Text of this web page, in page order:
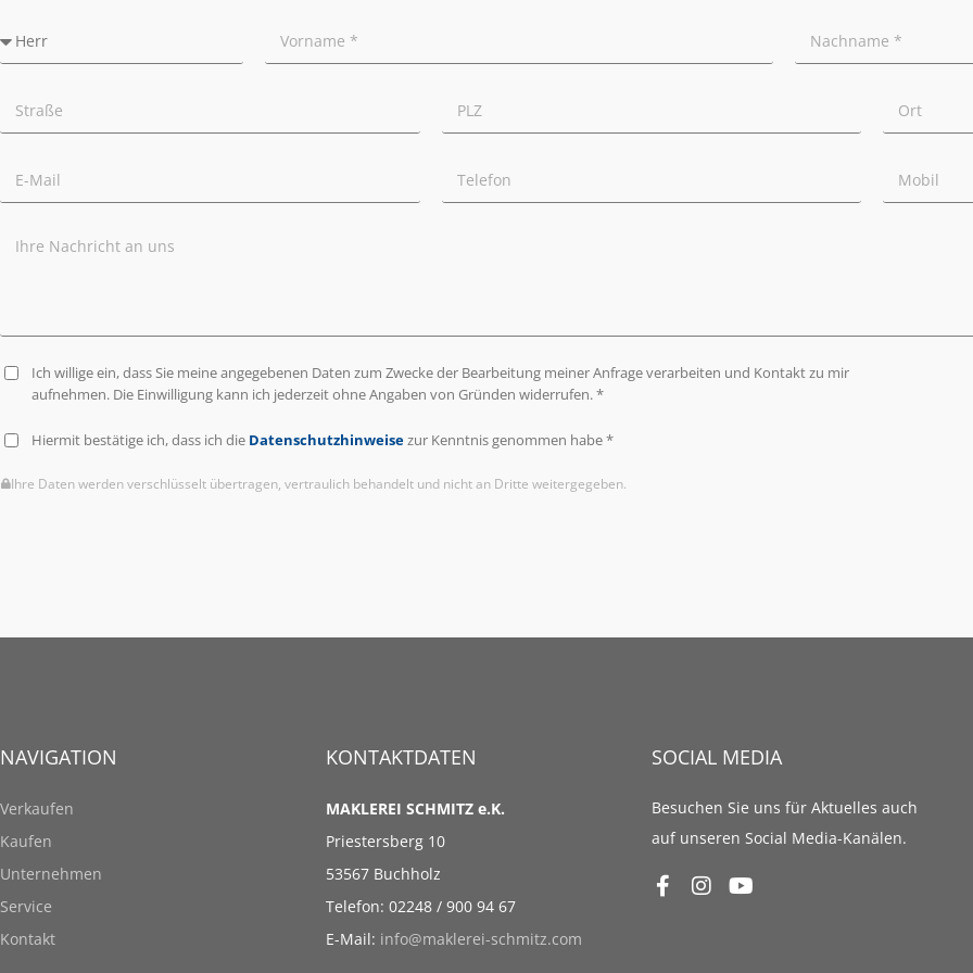
NAVIGATION
Verkaufen
Kaufen
Unternehmen
Service
Kontakt
KONTAKTDATEN
MAKLEREI SCHMITZ e.K.
Priestersberg 10
53567 Buchholz
Telefon: 02248 / 900 94 67
E-Mail: info@maklerei-schmitz.com
SOCIAL MEDIA
Besuchen Sie uns für Aktuelles auch
auf unseren Social Media-Kanälen.
Ich willige ein, dass Sie meine angegebenen Daten zum Zwecke der Bearbeitung meiner Anfrage verarbeiten und Kontakt zu mir
aufnehmen. Die Einwilligung kann ich jederzeit ohne Angaben von Gründen widerrufen. *
Hiermit bestätige ich, dass ich die Datenschutzhinweisezur Kenntnis genommen habe *
Ihre Daten werden verschlüsselt übertragen, vertraulich behandelt und nicht an Dritte weitergegeben.